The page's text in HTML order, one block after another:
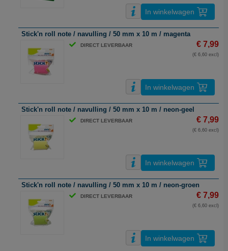
In winkelwagen
Stick'n roll note / navulling / 50 mm x 10 m / magenta
DIRECT LEVERBAAR € 7,99
(€ 6,60 excl)
In winkelwagen
Stick'n roll note / navulling / 50 mm x 10 m / neon-geel
DIRECT LEVERBAAR € 7,99
(€ 6,60 excl)
In winkelwagen
Stick'n roll note / navulling / 50 mm x 10 m / neon-groen
DIRECT LEVERBAAR € 7,99
(€ 6,60 excl)
In winkelwagen